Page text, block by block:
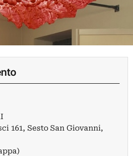
161, Sesto San Giovanni,